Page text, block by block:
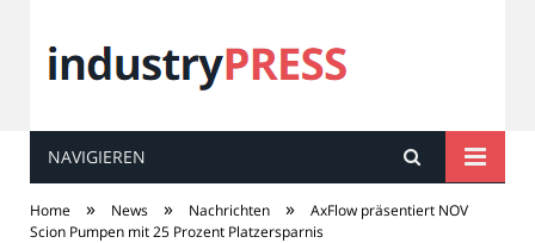
industryPRESS
NAVIGIEREN
Home » News » Nachrichten »
AxFlow präsentiert NOV
Scion Pumpen mit 25 Prozent Platzersparnis